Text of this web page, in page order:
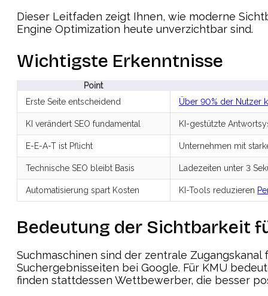
Dieser Leitfaden zeigt Ihnen, wie moderne
Engine Optimization heute unverzichtbar sind.
Wichtigste Erkenntnisse
Point
Erste Seite entscheidend
Über 90% der Nutzer
KI verändert SEO fundamental KI-gestützte
E-E-A-T ist Pflicht Unternehmen mit
Technische SEO bleibt Basis Ladezeiten unter 3
Automatisierung spart Kosten KI-Tools reduzieren
Bedeutung der Sichtbarkeit
Suchmaschinen sind der zentrale
Suchergebnisseiten bei Google. Für KMU
finden stattdessen Wettbewerber, die besser